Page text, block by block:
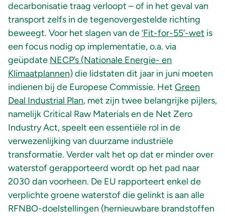
decarbonisatie traag verloopt – of in het geval van
transport zelfs in de tegenovergestelde richting
beweegt. Voor het slagen van de‘Fit-for-55’-wet is
een focus nodig op implementatie, o.a. via
geüpdate NECP’s (Nationale Energie- en
Klimaatplannen)die lidstaten dit jaar in juni moeten
indienen bij de Europese Commissie. Het Green
Deal Industrial Plan, met zijn twee belangrijke pijlers,
namelijk Critical Raw Materials en de Net Zero
Industry Act, speelt een essentiële rol in de
verwezenlijking van duurzame industriële
transformatie. Verder valt het op dat er minder over
waterstof gerapporteerd wordt op het pad naar
2030 dan voorheen. De EU rapporteert enkel de
verplichte groene waterstof die gelinkt is aan alle
RFNBO-doelstellingen (hernieuwbare brandstoffen